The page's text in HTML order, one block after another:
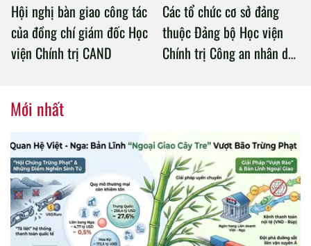
Hội nghị bàn giao công tác
của đồng chí giám đốc Học
viện Chính trị CAND
Các tổ chức cơ sở đảng
thuộc Đảng bộ Học viện
Chính trị Công an nhân dân
Mới nhất